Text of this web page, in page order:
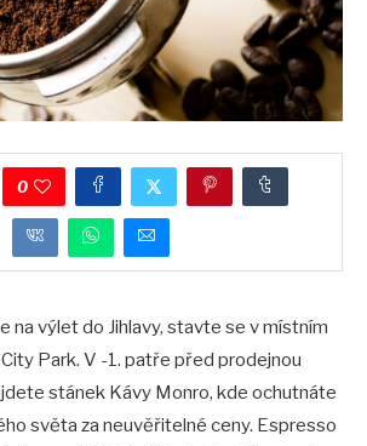
0
na výlet do Jihlavy, stavte se v místním
Park. V -1. patře před prodejnou
stánek Kávy Monro, kde ochutnáte
světa za neuvěřitelné ceny. Espresso